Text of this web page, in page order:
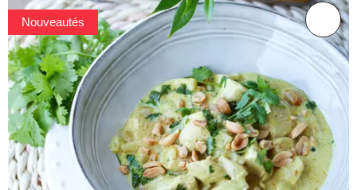
Nouveautés